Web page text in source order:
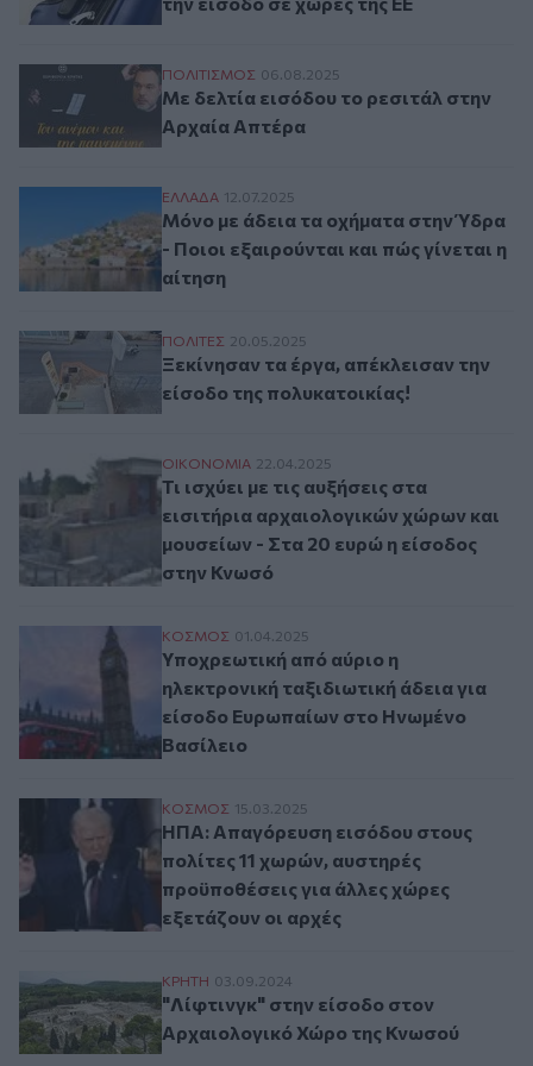
Με δελτία εισόδου το ρεσιτάλ στην
ΠΟΛΙΤΙΣΜΟΣ 06.08.2025
Με δελτία εισόδου το ρεσιτάλ στην
Αρχαία Απτέρα
Μόνο με άδεια τα οχήματα στην Ύδρα -
ΕΛΛAΔΑ 12.07.2025
Μόνο με άδεια τα οχήματα στην Ύδρα
- Ποιοι εξαιρούνται και πώς γίνεται η
αίτηση
Ξεκίνησαν τα έργα, απέκλεισαν την
ΠΟΛΙΤΕΣ 20.05.2025
Ξεκίνησαν τα έργα, απέκλεισαν την
είσοδο της πολυκατοικίας!
Τι ισχύει με τις αυξήσεις στα
ΟΙΚΟΝΟΜΙΑ 22.04.2025
Τι ισχύει με τις αυξήσεις στα
εισιτήρια αρχαιολογικών χώρων και
μουσείων - Στα 20 ευρώ η είσοδος
στην Κνωσό
Υποχρεωτική από αύριο η ηλεκτρονική
ΚΟΣΜΟΣ 01.04.2025
Υποχρεωτική από αύριο η
ηλεκτρονική ταξιδιωτική άδεια για
είσοδο Ευρωπαίων στο Ηνωμένο
Βασίλειο
ΗΠΑ: Απαγόρευση εισόδου στους
ΚΟΣΜΟΣ 15.03.2025
ΗΠΑ: Απαγόρευση εισόδου στους
πολίτες 11 χωρών, αυστηρές
προϋποθέσεις για άλλες χώρες
εξετάζουν οι αρχές
"Λίφτινγκ" στην είσοδο στον
ΚΡΗΤΗ 03.09.2024
"Λίφτινγκ" στην είσοδο στον
Αρχαιολογικό Χώρο της Κνωσού